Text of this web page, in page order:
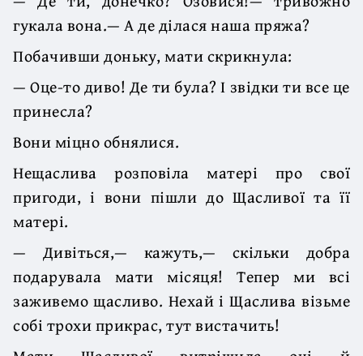
гукала вона.— А де ділася наша пряжа?
Побачивши доньку, мати скрикнула:
— Оце-то диво! Де ти була? І звідки ти все це
принесла?
Вони міцно обнялися.
Нещаслива розповіла матері про свої
пригоди, і вони пішли до Щасливої та її
матері.
— Дивіться,— кажуть,— скільки добра
подарувала мати місяця! Тепер ми всі
заживемо щасливо. Нехай і Щаслива візьме
собі трохи прикрас, тут вистачить!